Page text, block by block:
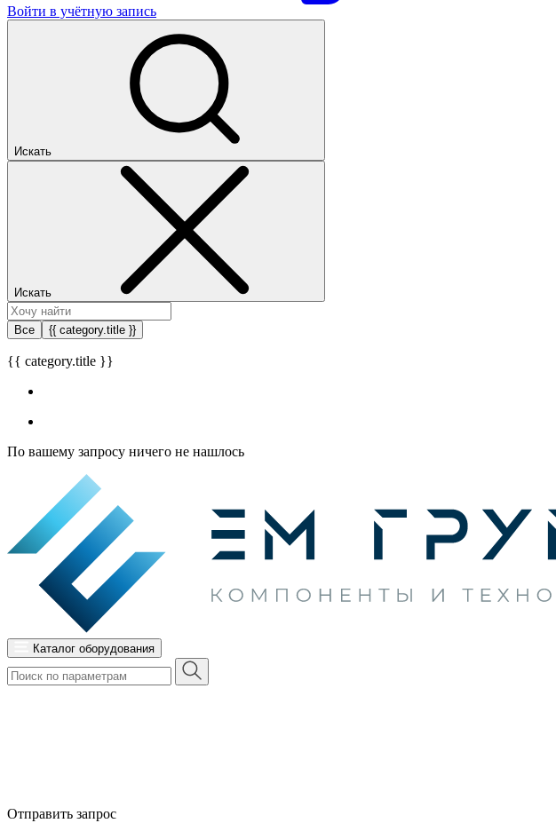
Войти в учётную запись
Искать
Искать
Все {{ category.title }}
{{ category.title }}
По вашему запросу ничего не нашлось
Каталог оборудования
Отправить запрос